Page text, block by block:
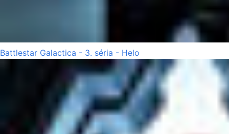
Battlestar Galactica - 3. séria - Helo